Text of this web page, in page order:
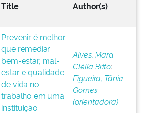
Title Author(s)
Prevenir é melhor
que remediar:
bem-estar, mal-
estar e qualidade
de vida no
trabalho em uma
instituição
Alves, Mara
Clélia Brito;
Figueira, Tânia
Gomes
(orientadora)